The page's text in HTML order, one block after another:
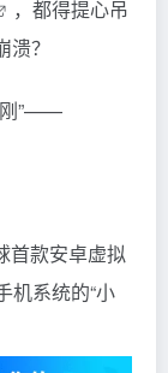
，都得提心吊
？
刚”——
首款安卓虚拟
机系统的“小